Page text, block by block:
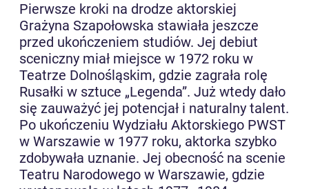
Pierwsze kroki na drodze aktorskiej
Grażyna Szapołowska stawiała jeszcze
przed ukończeniem studiów. Jej debiut
sceniczny miał miejsce w 1972 roku w
Teatrze Dolnośląskim, gdzie zagrała rolę
Rusałki w sztuce „Legenda”. Już wtedy dało
się zauważyć jej potencjał i naturalny talent.
Po ukończeniu Wydziału Aktorskiego PWST
w Warszawie w 1977 roku, aktorka szybko
zdobywała uznanie. Jej obecność na scenie
Teatru Narodowego w Warszawie, gdzie